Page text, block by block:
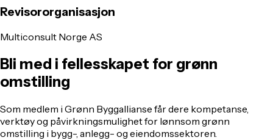
Revisororganisasjon
Multiconsult Norge AS
Bli med i fellesskapet for grønn
omstilling
Som medlem i Grønn Byggallianse får dere kompetanse,
verktøy og påvirkningsmulighet for lønnsom grønn
omstilling i bygg-, anlegg- og eiendomssektoren.